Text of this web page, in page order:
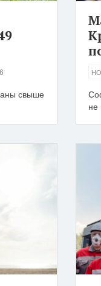
свыше
не